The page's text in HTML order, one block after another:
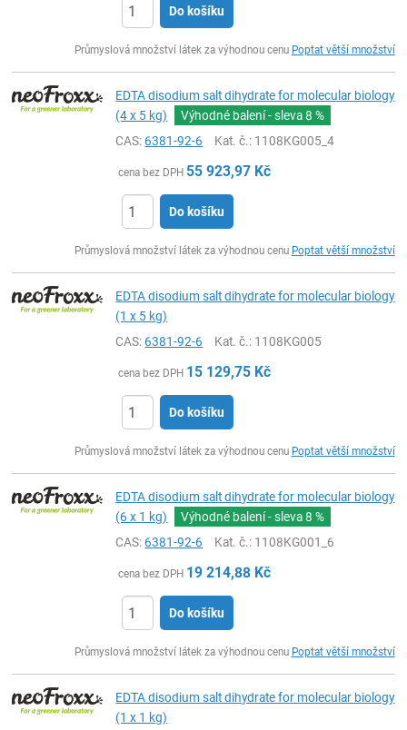
Do košíku
Průmyslová množství látek za výhodnou cenu Poptat větší množství
EDTA disodium salt dihydrate for molecular biology
(4 x 5 kg)
Výhodné balení - sleva8 %
CAS:6381-92-6 Kat. č.: 1108KG005_4
cena bez DPH 55 923,97 Kč
Do košíku
Průmyslová množství látek za výhodnou cenu Poptat větší množství
EDTA disodium salt dihydrate for molecular biology
(1 x 5 kg)
CAS:6381-92-6 Kat. č.: 1108KG005
cena bez DPH 15 129,75 Kč
Do košíku
Průmyslová množství látek za výhodnou cenu Poptat větší množství
EDTA disodium salt dihydrate for molecular biology
(6 x 1 kg)
Výhodné balení - sleva8 %
CAS:6381-92-6 Kat. č.: 1108KG001_6
cena bez DPH 19 214,88 Kč
Do košíku
Průmyslová množství látek za výhodnou cenu Poptat větší množství
EDTA disodium salt dihydrate for molecular biology
(1 x 1 kg)